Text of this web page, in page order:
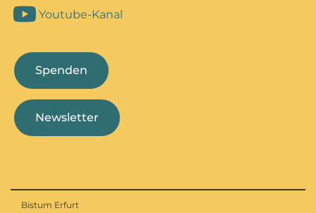
Youtube-Kanal
Spenden
Newsletter
Bistum Erfurt